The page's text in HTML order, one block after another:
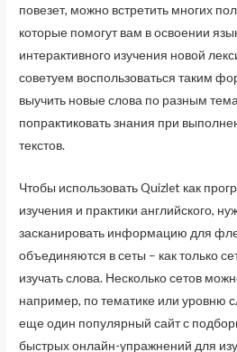
повезет, можно встретить многих
которые помогут вам в освоении
интерактивного изучения новой
советуем воспользоваться таким
выучить новые слова по разным
попрактиковать знания при
текстов.
Чтобы использовать Quizlet как
изучения и практики английского,
засканировать информацию для
объединяются в сеты – как только
изучать слова. Несколько сетов
например, по тематике или уровню
еще один популярный сайт с
быстрых онлайн-упражнений для